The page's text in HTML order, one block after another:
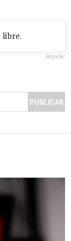
libre.
Reportar
PUBLICAR